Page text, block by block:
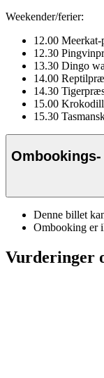
Weekender/ferier:
12.00
12.30
13.30 Dingo
14.00
14.30
15.00
15.30
Denne billet
Ombooking er
Vurderinger